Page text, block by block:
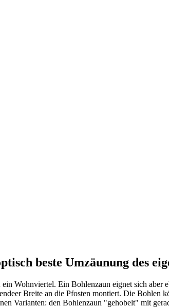
beste Umzäunung des
Wohnviertel. Ein Bohlenzaun eignet sich aber
Breite an die Pfosten montiert. Die Bohlen
Varianten: den Bohlenzaun "gehobelt" mit